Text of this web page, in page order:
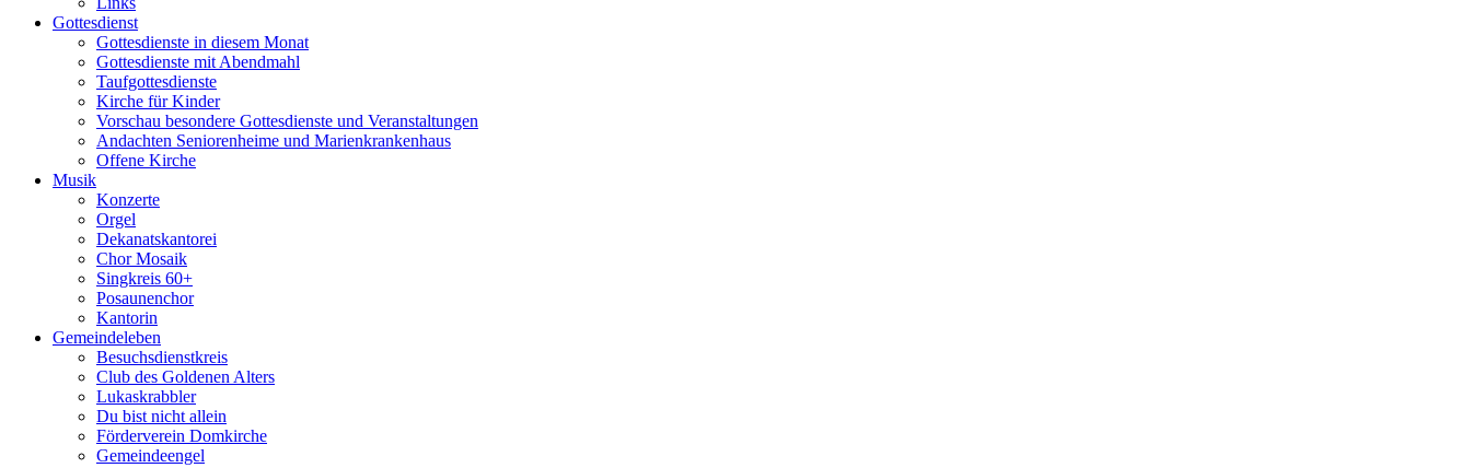
Gottesdienst
Gottesdienste in diesem Monat
Gottesdienste mit Abendmahl
Taufgottesdienste
Kirche für Kinder
Vorschau besondere Gottesdienste und Veranstaltungen
Andachten Seniorenheime und Marienkrankenhaus
Offene Kirche
Musik
Konzerte
Orgel
Dekanatskantorei
Chor Mosaik
Singkreis 60+
Posaunenchor
Kantorin
Gemeindeleben
Besuchsdienstkreis
Club des Goldenen Alters
Lukaskrabbler
Du bist nicht allein
Förderverein Domkirche
Gemeindeengel